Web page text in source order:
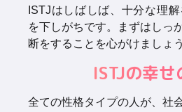
ISTJはしばしば、十分な理
を下しがちです。まずはしっ
断をすることを心がけましょ
ISTJの幸
全ての性格タイプの人が、社